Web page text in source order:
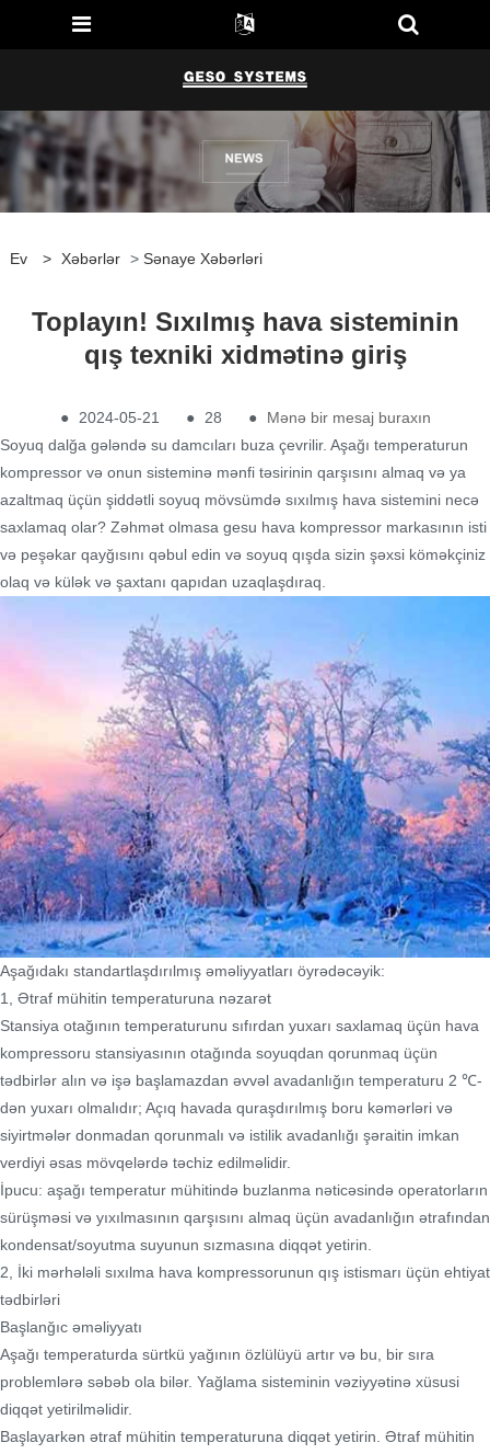
Ev > Xəbərlər > Sənaye Xəbərləri
Toplayın! Sıxılmış hava sisteminin
qış texniki xidmətinə giriş
● 2024-05-21 ● 28 ●
Mənə bir mesaj buraxın
Soyuq dalğa gələndə su damcıları buza çevrilir. Aşağı temperaturun
kompressor və onun sisteminə mənfi təsirinin qarşısını almaq və ya
azaltmaq üçün şiddətli soyuq mövsümdə sıxılmış hava sistemini necə
saxlamaq olar? Zəhmət olmasa gesu hava kompressor markasının isti
və peşəkar qayğısını qəbul edin və soyuq qışda sizin şəxsi köməkçiniz
olaq və külək və şaxtanı qapıdan uzaqlaşdıraq.
Aşağıdakı standartlaşdırılmış əməliyyatları öyrədəcəyik:
1, Ətraf mühitin temperaturuna nəzarət
Stansiya otağının temperaturunu sıfırdan yuxarı saxlamaq üçün hava
kompressoru stansiyasının otağında soyuqdan qorunmaq üçün
tədbirlər alın və işə başlamazdan əvvəl avadanlığın temperaturu 2 ℃-
dən yuxarı olmalıdır; Açıq havada quraşdırılmış boru kəmərləri və
siyirtmələr donmadan qorunmalı və istilik avadanlığı şəraitin imkan
verdiyi əsas mövqelərdə təchiz edilməlidir.
İpucu: aşağı temperatur mühitində buzlanma nəticəsində operatorların
sürüşməsi və yıxılmasının qarşısını almaq üçün avadanlığın ətrafından
kondensat/soyutma suyunun sızmasına diqqət yetirin.
2, İki mərhələli sıxılma hava kompressorunun qış istismarı üçün ehtiyat
tədbirləri
Başlanğıc əməliyyatı
Aşağı temperaturda sürtkü yağının özlülüyü artır və bu, bir sıra
problemlərə səbəb ola bilər. Yağlama sisteminin vəziyyətinə xüsusi
diqqət yetirilməlidir.
Başlayarkən ətraf mühitin temperaturuna diqqət yetirin. Ətraf mühitin